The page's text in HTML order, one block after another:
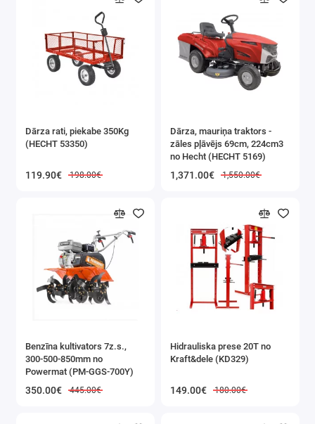
Dārza rati, piekabe 350Kg
(HECHT 53350)
119.90€ 198.00€
Dārza, mauriņa traktors -
zāles pļāvējs 69cm, 224cm3
no Hecht (HECHT 5169)
1,371.00€ 1,550.00€
Benzīna kultivators 7z.s.,
300-500-850mm no
Powermat (PM-GGS-700Y)
350.00€ 445.00€
Hidrauliska prese 20T no
Kraft&dele (KD329)
149.00€ 180.00€